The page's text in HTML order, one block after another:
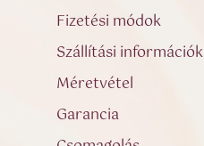
Fizetési módok
Szállítási információk
Méretvétel
Garancia